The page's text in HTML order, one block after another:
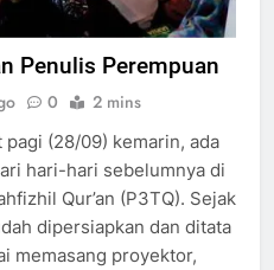
Penulis Perempuan
0 2 mins
(28/09) kemarin, ada
hari-hari sebelumnya di
Qur’an (P3TQ). Sejak
dipersiapkan dan ditata
memasang proyektor,